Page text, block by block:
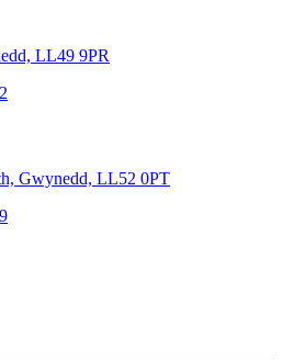
LL49 9PR
Gwynedd, LL52 0PT